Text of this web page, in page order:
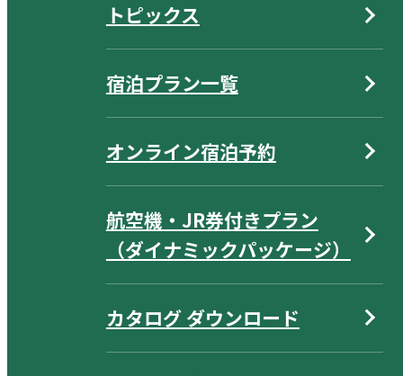
トピックス
宿泊プラン一覧
オンライン宿泊予約
航空機・JR券付きプラン
（ダイナミックパッケージ）
カタログ ダウンロード